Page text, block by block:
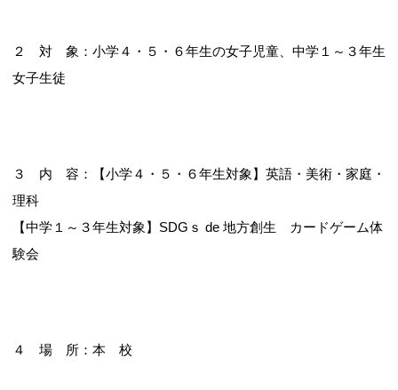
２ 対 象：小学４・５・６年生の女子児童、中学１～３年生
女子生徒
３ 内 容：【小学４・５・６年生対象】英語・美術・家庭・
理科
【中学１～３年生対象】SDGｓ de 地方創生 カードゲーム体
験会
４ 場 所：本 校